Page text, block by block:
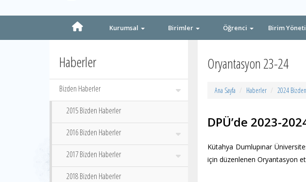
Kurumsal Birimler Öğrenci Birim
Haberler
Bizden Haberler
2015 Bizden Haberler
2016 Bizden Haberler
2017 Bizden Haberler
2018 Bizden Haberler
Oryantasyon 23-24
Ana Sayfa Haberler 2024
DPÜ’de 2023-
Kütahya Dumlupınar
için düzenlenen Oryantasyon